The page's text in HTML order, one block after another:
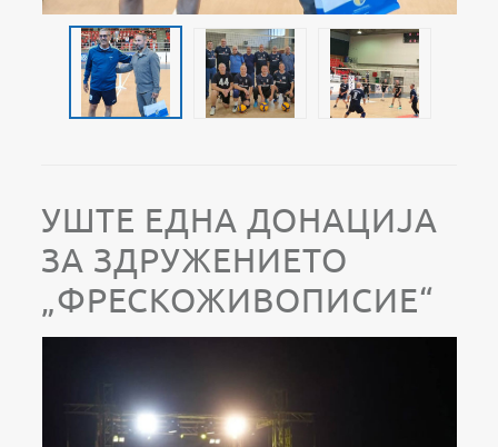
УШТЕ ЕДНА ДОНАЦИЈА
ЗА ЗДРУЖЕНИЕТО
„ФРЕСКОЖИВОПИСИЕ“